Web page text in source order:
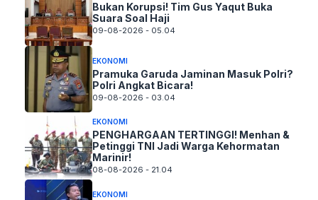
Bukan Korupsi! Tim Gus Yaqut Buka
Suara Soal Haji
09-08-2026 - 05.04
EKONOMI
Pramuka Garuda Jaminan Masuk Polri?
Polri Angkat Bicara!
09-08-2026 - 03.04
EKONOMI
PENGHARGAAN TERTINGGI! Menhan &
Petinggi TNI Jadi Warga Kehormatan
Marinir!
08-08-2026 - 21.04
EKONOMI